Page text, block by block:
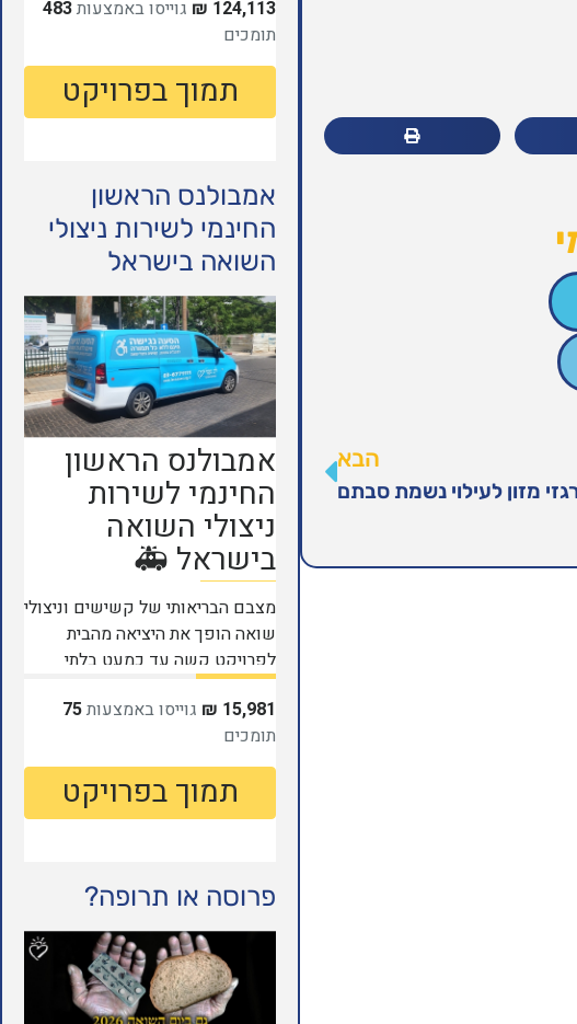
הבא
מזון לעילוי נשמת סבתם
אמבולנס הראשון
החינמי לשירות ניצולי
השואה בישראל
פרוסה או תרופה?